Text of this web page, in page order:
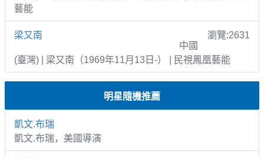
藝能
梁又南
瀏覽:2631
中國
(臺灣) | 梁又南（1969年11月13日-） | 民視鳳凰藝能
明星隨機推薦
凱文.布瑞
凱文.布瑞，美國導演